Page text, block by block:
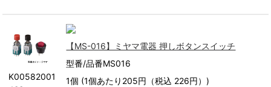
K00582001
【MS-016】ミヤマ電器 押しボタンスイッチ
型番/品番MS016
1個 (1個あたり205円（税込 226円）)